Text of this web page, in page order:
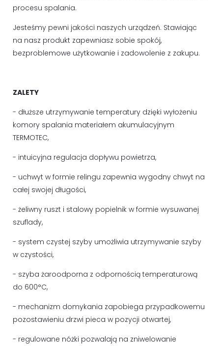
procesu spalania.
Jesteśmy pewni jakości naszych urządzeń. Stawiając
na nasz produkt zapewniasz sobie spokój,
bezproblemowe użytkowanie i zadowolenie z zakupu.
ZALETY
- dłuższe utrzymywanie temperatury dzięki wyłożeniu
komory spalania materiałem akumulacyjnym
TERMOTEC,
- intuicyjna regulacja dopływu powietrza,
- uchwyt w formie relingu zapewnia wygodny chwyt na
całej swojej długości,
- żeliwny ruszt i stalowy popielnik w formie wysuwanej
szuflady,
- system czystej szyby umożliwia utrzymywanie szyby
w czystości,
- szyba żaroodporna z odpornością temperaturową
do 600°C,
- mechanizm domykania zapobiega przypadkowemu
pozostawieniu drzwi pieca w pozycji otwartej,
- regulowane nóżki pozwalają na zniwelowanie